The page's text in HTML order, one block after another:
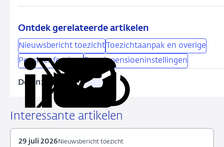
Ontdek gerelateerde artikelen
Nieuwsbericht toezicht Toezichtaanpak en overige
Pensioenfondsen
Premiepensioeninstellingen
Delen:
Deel
LinkedIn
via
X
Deel
Facebook
Deel
e-
Kopieer
Interessante artikelen
Nieuwsbericht toezicht
29 juli 2026